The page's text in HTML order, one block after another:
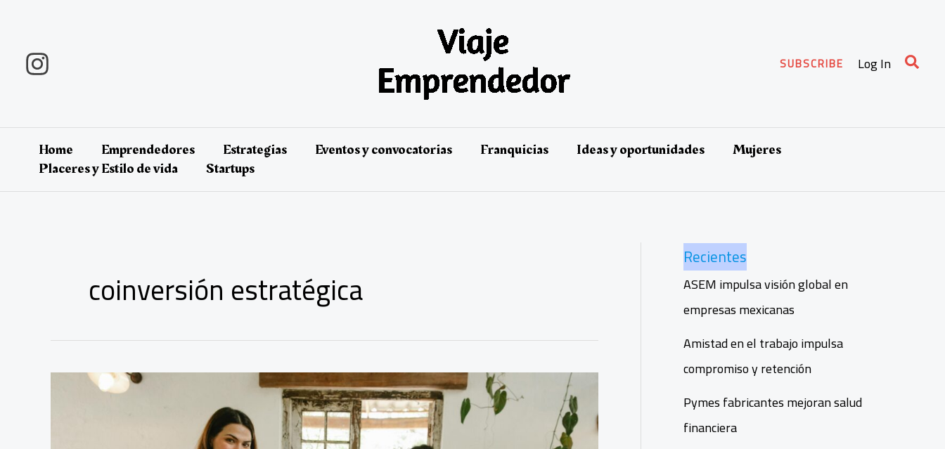
contenido
SUBSCRIBE Log In
Home Emprendedores Estrategias Eventos y convocatorias Franquicias Ideas y oportunidades
Mujeres
Placeres y Estilo de vida
Startups
coinversión estratégica
Recientes
ASEM impulsa visión global en
empresas mexicanas
Amistad en el trabajo impulsa
compromiso y retención
Pymes fabricantes mejoran salud
financiera